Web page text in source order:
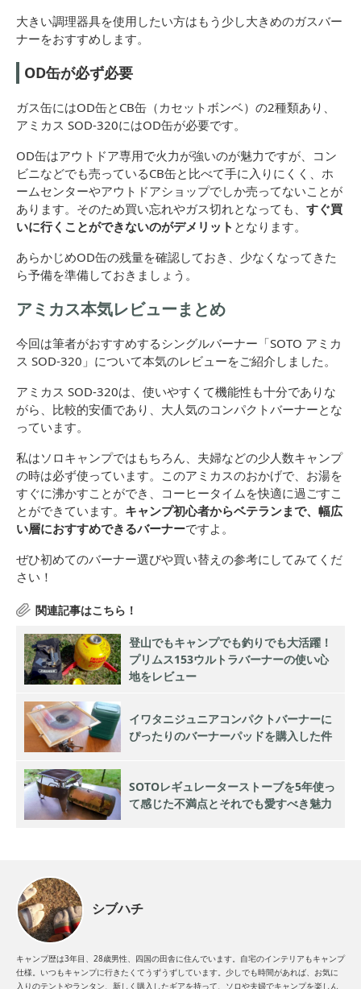
大きい調理器具を使用したい方はもう少し大きめのガスバー
ナーをおすすめします。
OD缶が必ず必要
ガス缶にはOD缶とCB缶（カセットボンベ）の2種類あり、
アミカス SOD-320にはOD缶が必要です。
OD缶はアウトドア専用で火力が強いのが魅力ですが、コン
ビニなどでも売っているCB缶と比べて手に入りにくく、ホ
ームセンターやアウトドアショップでしか売ってないことが
あります。そのため買い忘れやガス切れとなっても、 すぐ買
いに行くことができないのがデメリット となります。
あらかじめOD缶の残量を確認しておき、少なくなってきた
ら予備を準備しておきましょう。
アミカス本気レビューまとめ
今回は筆者がおすすめするシングルバーナー「SOTO アミカ
ス SOD-320」について本気のレビューをご紹介しました。
アミカス SOD-320は、使いやすくて機能性も十分でありな
がら、比較的安価であり、大人気のコンパクトバーナーとな
っています。
私はソロキャンプではもちろん、夫婦などの少人数キャンプ
の時は必ず使っています。このアミカスのおかげで、お湯を
すぐに沸かすことができ、コーヒータイムを快適に過ごすこ
とができています。 キャンプ初心者からベテランまで、幅広
い層におすすめできるバーナーですよ。
ぜひ初めてのバーナー選びや買い替えの参考にしてみてくだ
さい！
登山でもキャンプでも釣りでも大活躍！
プリムス153ウルトラバーナーの使い心
地をレビュー
イワタニジュニアコンパクトバーナーに
ぴったりのバーナーパッドを購入した件
SOTOレギュレーターストーブを5年使っ
て感じた不満点とそれでも愛すべき魅力
シブハチ
キャンプ歴は3年目、28歳男性、四国の田舎に住んでいます。自宅のインテリアもキャンプ
仕様。いつもキャンプに行きたくてうずうずしています。少しでも時間があれば、お気に
入りのテントやランタン、新しく購入したギアを持って、ソロや夫婦でキャンプを楽しん